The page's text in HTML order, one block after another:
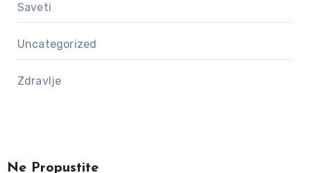
Saveti
Uncategorized
Zdravlje
Ne Propustite